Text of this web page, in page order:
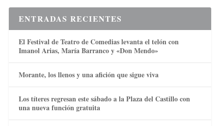
ENTRADAS RECIENTES
El Festival de Teatro de Comedias levanta el telón con
Imanol Arias, María Barranco y «Don Mendo»
Morante, los llenos y una afición que sigue viva
Los títeres regresan este sábado a la Plaza del Castillo con
una nueva función gratuita